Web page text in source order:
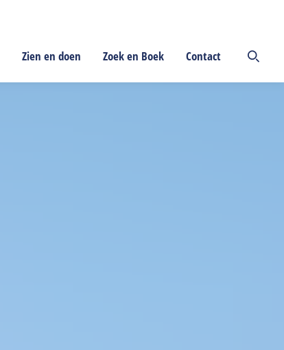
Zien en doen Zoek en Boek Contact